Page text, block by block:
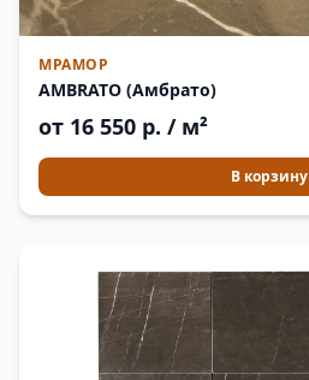
МРАМОР
AMBRATO (Амбрато)
от 16 550 р. / м²
В корзину